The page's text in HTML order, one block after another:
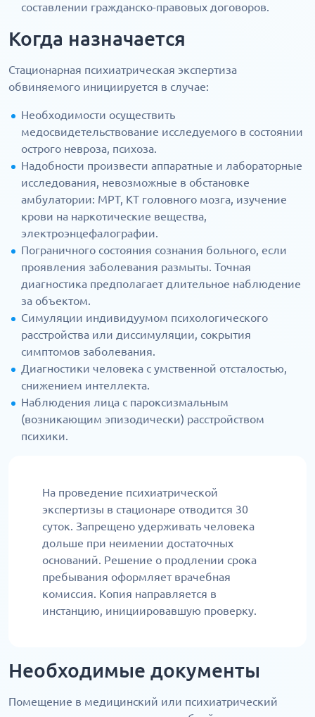
составлении гражданско-правовых договоров.
Когда назначается
Стационарная психиатрическая экспертиза
обвиняемого инициируется в случае:
Необходимости осуществить
медосвидетельствование исследуемого в состоянии
острого невроза, психоза.
Надобности произвести аппаратные и лабораторные
исследования, невозможные в обстановке
амбулатории: МРТ, КТ головного мозга, изучение
крови на наркотические вещества,
электроэнцефалографии.
Пограничного состояния сознания больного, если
проявления заболевания размыты. Точная
диагностика предполагает длительное наблюдение
за объектом.
Симуляции индивидуумом психологического
расстройства или диссимуляции, сокрытия
симптомов заболевания.
Диагностики человека с умственной отсталостью,
снижением интеллекта.
Наблюдения лица с пароксизмальным
(возникающим эпизодически) расстройством
психики.
На проведение психиатрической
экспертизы в стационаре отводится 30
суток. Запрещено удерживать человека
дольше при неимении достаточных
оснований. Решение о продлении срока
пребывания оформляет врачебная
комиссия. Копия направляется в
инстанцию, инициировавшую проверку.
Необходимые документы
Помещение в медицинский или психиатрический